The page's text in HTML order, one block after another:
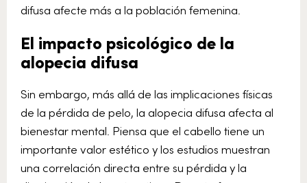
difusa afecte más a la población femenina.
El impacto psicológico de la
alopecia difusa
Sin embargo, más allá de las implicaciones físicas
de la pérdida de pelo, la alopecia difusa afecta al
bienestar mental. Piensa que el cabello tiene un
importante valor estético y los estudios muestran
una correlación directa entre su pérdida y la